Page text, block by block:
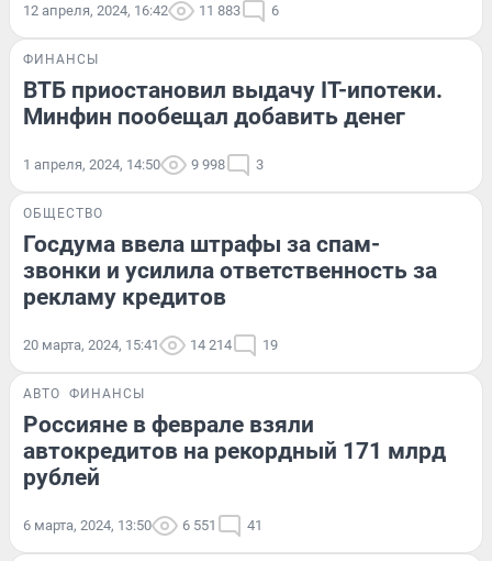
12 апреля, 2024, 16:42 11 883 6
ФИНАНСЫ
ВТБ приостановил выдачу IT-ипотеки.
Минфин пообещал добавить денег
1 апреля, 2024, 14:50 9 998 3
ОБЩЕСТВО
Госдума ввела штрафы за спам-
звонки и усилила ответственность за
рекламу кредитов
20 марта, 2024, 15:41 14 214 19
АВТО ФИНАНСЫ
Россияне в феврале взяли
автокредитов на рекордный 171 млрд
рублей
6 марта, 2024, 13:50 6 551 41